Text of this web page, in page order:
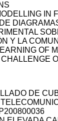
IN
Y LA
OF
DE